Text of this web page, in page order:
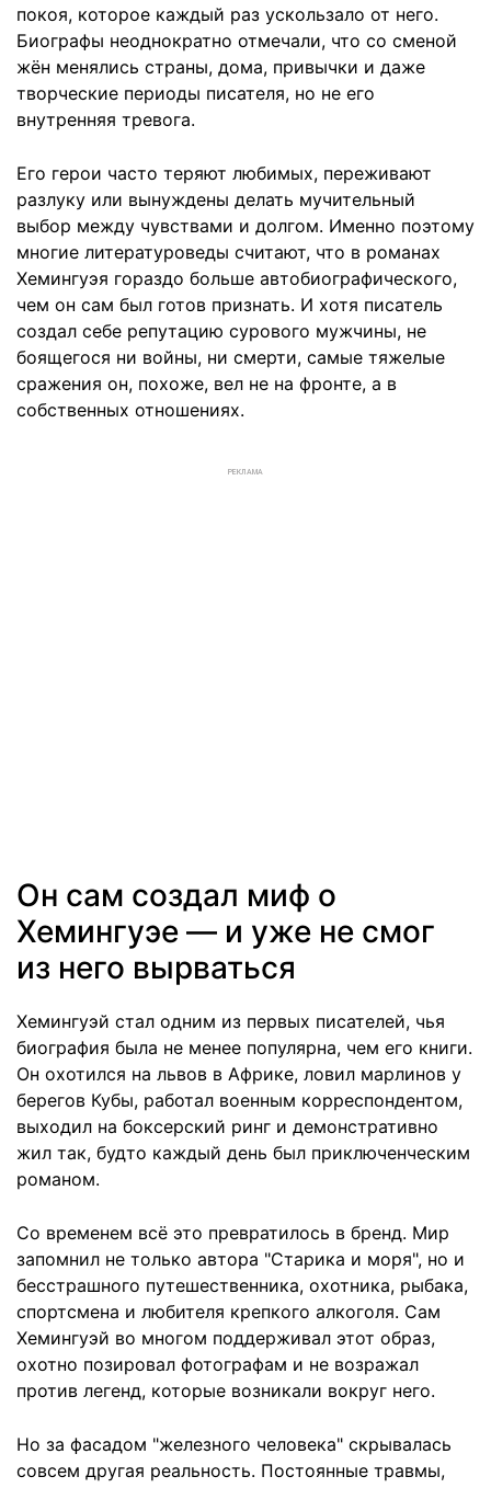
покоя, которое каждый раз ускользало от него.
Биографы неоднократно отмечали, что со сменой
жён менялись страны, дома, привычки и даже
творческие периоды писателя, но не его
внутренняя тревога.
Его герои часто теряют любимых, переживают
разлуку или вынуждены делать мучительный
выбор между чувствами и долгом. Именно поэтому
многие литературоведы считают, что в романах
Хемингуэя гораздо больше автобиографического,
чем он сам был готов признать. И хотя писатель
создал себе репутацию сурового мужчины, не
боящегося ни войны, ни смерти, самые тяжелые
сражения он, похоже, вел не на фронте, а в
собственных отношениях.
РЕКЛАМА
Он сам создал миф о
Хемингуэе — и уже не смог
из него вырваться
Хемингуэй стал одним из первых писателей, чья
биография была не менее популярна, чем его книги.
Он охотился на львов в Африке, ловил марлинов у
берегов Кубы, работал военным корреспондентом,
выходил на боксерский ринг и демонстративно
жил так, будто каждый день был приключенческим
романом.
Со временем всё это превратилось в бренд. Мир
запомнил не только автора "Старика и моря", но и
бесстрашного путешественника, охотника, рыбака,
спортсмена и любителя крепкого алкоголя. Сам
Хемингуэй во многом поддерживал этот образ,
охотно позировал фотографам и не возражал
против легенд, которые возникали вокруг него.
Но за фасадом "железного человека" скрывалась
совсем другая реальность. Постоянные травмы,